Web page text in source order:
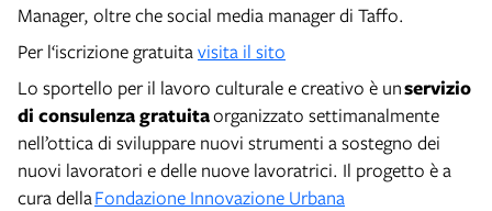
Manager, oltre che social media manager di Taffo.
Per l‘iscrizione gratuitavisita il sito
Lo sportello per il lavoro culturale e creativo è unservizio
di consulenza gratuitaorganizzato settimanalmente
nell’ottica di sviluppare nuovi strumenti a sostegno dei
nuovi lavoratori e delle nuove lavoratrici. Il progetto è a
cura dellaFondazione Innovazione Urbana